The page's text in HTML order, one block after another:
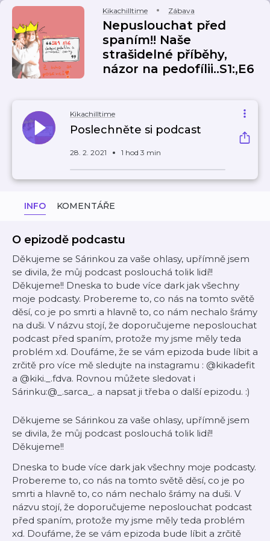
Kikachilltime Zábava
Nepuslouchat před
spaním!! Naše
strašidelné příběhy,
názor na pedofílii..S1:,E6
Kikachilltime
Poslechněte si podcast
28. 2. 2021 1 hod 3 min
INFO KOMENTÁŘE
O epizodě podcastu
Děkujeme se Sárinkou za vaše ohlasy, upřímně jsem
se divila, že můj podcast poslouchá tolik lidí!!
Děkujeme!! Dneska to bude více dark jak všechny
moje podcasty. Probereme to, co nás na tomto světě
děsí, co je po smrti a hlavně to, co nám nechalo šrámy
na duši. V názvu stojí, že doporučujeme neposlouchat
podcast před spaním, protože my jsme měly teda
problém xd. Doufáme, že se vám epizoda bude líbit a
zrčitě pro více mě sledujte na instagramu : @kikadefit
a @kiki._.fdva. Rovnou můžete sledovat i
Sárinku:@_.sarca_. a napsat ji třeba o další epizodu. :)
Děkujeme se Sárinkou za vaše ohlasy, upřímně jsem
se divila, že můj podcast poslouchá tolik lidí!!
Děkujeme!!
Dneska to bude více dark jak všechny moje podcasty.
Probereme to, co nás na tomto světě děsí, co je po
smrti a hlavně to, co nám nechalo šrámy na duši. V
názvu stojí, že doporučujeme neposlouchat podcast
před spaním, protože my jsme měly teda problém
xd. Doufáme, že se vám epizoda bude líbit a zrčitě